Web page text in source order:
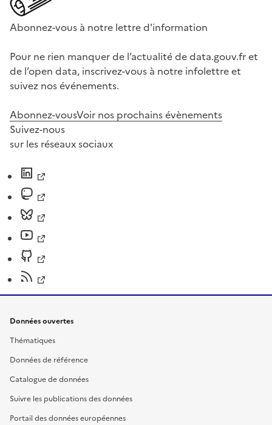
Abonnez-vous à notre lettre d'information
Pour ne rien manquer de l’actualité de data.gouv.fr et
de l’open data, inscrivez-vous à notre infolettre et
suivez nos événements.
Abonnez-vousVoir nos prochains évènements
Suivez-nous
sur les réseaux sociaux
Données ouvertes
Thématiques
Données de référence
Catalogue de données
Suivre les publications des données
Portail des données européennes